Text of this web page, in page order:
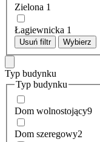
Zielona 1
Łagiewnicka 1
Usuń filtr Wybierz
Typ budynku
Typ budynku
Dom wolnostojący9
Dom szeregowy2